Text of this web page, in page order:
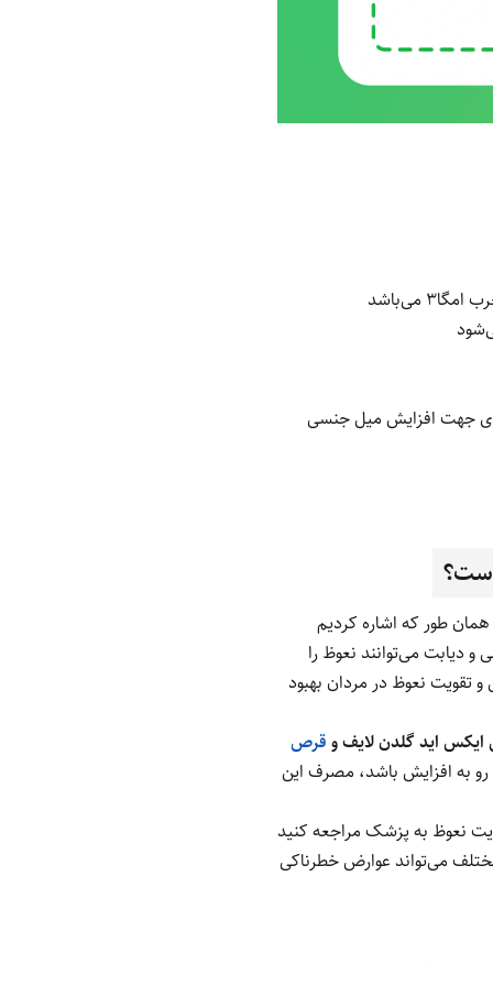
می‌باشد
جهت افزایش میل جنسی
طور که اشاره کردیم
دیابت می‌توانند نعوظ را
تقویت نعوظ در مردان بهبود
اید گلدن لایف و قرص
به افزایش باشد، مصرف این
نعوظ به پزشک مراجعه کنید
می‌تواند عوارض خطرناکی